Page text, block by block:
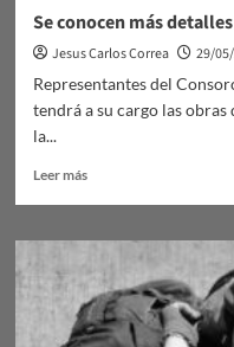
Se conocen más detalles
Jesus Carlos Correa
29/
Representantes del
tendrá a su cargo las
la...
Leer másLeer
Se
conocen
más
detalles